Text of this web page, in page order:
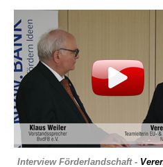
Interview Förderlandschaft -